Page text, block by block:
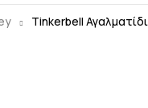
Tinkerbell